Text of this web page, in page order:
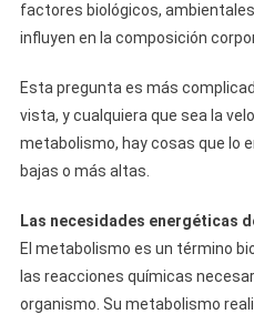
factores biológicos,
influyen en la composición
Esta pregunta es más
vista, y cualquiera que sea la
metabolismo, hay cosas que lo
bajas o más altas.
Las necesidades energéticas
El metabolismo es un término
las reacciones químicas
organismo. Su metabolismo